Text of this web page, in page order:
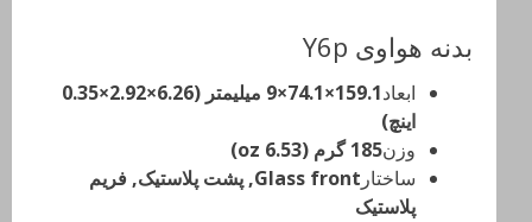
بدنه هواوی Y6p
ابعاد
159.1×74.1×9 میلیمتر (6.26×2.92×0.35
اینچ)
وزن185 گرم (6.53 oz)
ساختار
Glass front, پشت پلاستیک, فریم
پلاستیک